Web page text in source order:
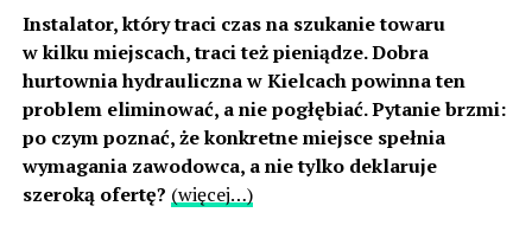
Instalator, który traci czas na szukanie towaru
w kilku miejscach, traci też pieniądze. Dobra
hurtownia hydrauliczna w Kielcach powinna ten
problem eliminować, a nie pogłębiać. Pytanie brzmi:
po czym poznać, że konkretne miejsce spełnia
wymagania zawodowca, a nie tylko deklaruje
szeroką ofertę? (więcej…)